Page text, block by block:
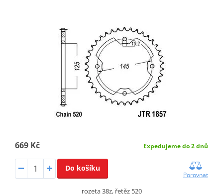
669 Kč Expedujeme do 2 dnů
Do košíku
Porovnat
rozeta 38z, řetěz 520